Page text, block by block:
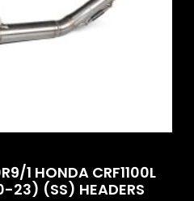
1 HONDA CRF1100L
23) (SS) HEADERS